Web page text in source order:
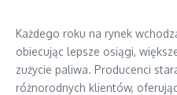
Każdego roku na rynek
obiecując lepsze osiągi,
zużycie paliwa. Producenci
różnorodnych klientów,